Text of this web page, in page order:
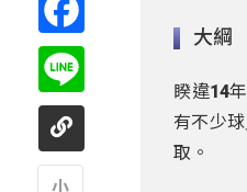
大綱
睽違14
有不少
取。